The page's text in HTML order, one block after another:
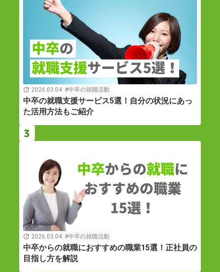
2026.03.04 中卒の就職活動
中卒の就職支援サービス5選！自分の状況にあっ
た活用方法もご紹介
3
2026.03.04 中卒の就職活動
中卒からの就職におすすめの職業15選！正社員の
目指し方を解説